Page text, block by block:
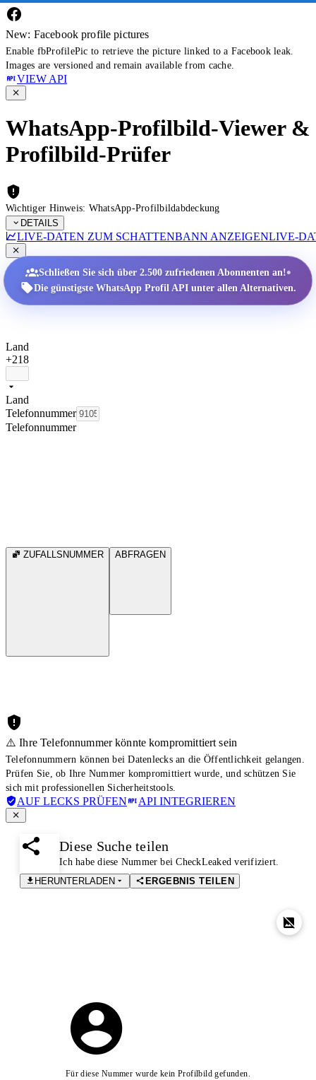
New: Facebook profile pictures
Enable fbProfilePic to retrieve the picture linked to a Facebook leak.
Images are versioned and remain available from cache.
VIEW API
WhatsApp-Profilbild-Viewer &
Profilbild-Prüfer
Wichtiger Hinweis: WhatsApp-Profilbildabdeckung
DETAILS
LIVE-DATEN ZUM SCHATTENBANN ANZEIGENLIVE-
Schließen Sie sich über 2.500 zufriedenen Abonnenten an!•
Die günstigste WhatsApp Profil API unter allen Alternativen.
Land
+218
Land
Telefonnummer
Telefonnummer
ZUFALLSNUMMER ABFRAGEN
⚠️ Ihre Telefonnummer könnte kompromittiert sein
Telefonnummern können bei Datenlecks an die Öffentlichkeit gelangen.
Prüfen Sie, ob Ihre Nummer kompromittiert wurde, und schützen Sie
sich mit professionellen Sicherheitstools.
AUF LECKS PRÜFEN API INTEGRIEREN
Diese Suche teilen
Ich habe diese Nummer bei CheckLeaked verifiziert.
HERUNTERLADEN
ERGEBNIS TEILEN
Für diese Nummer wurde kein Profilbild gefunden.